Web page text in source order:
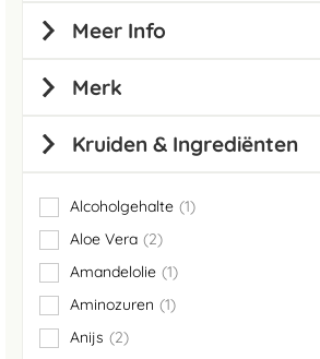
Meer Info
Merk
Kruiden & Ingrediënten
Alcoholgehalte 1
item
Aloe Vera
2
items
Amandelolie 1
item
Aminozuren
1
item
Anijs
2
items